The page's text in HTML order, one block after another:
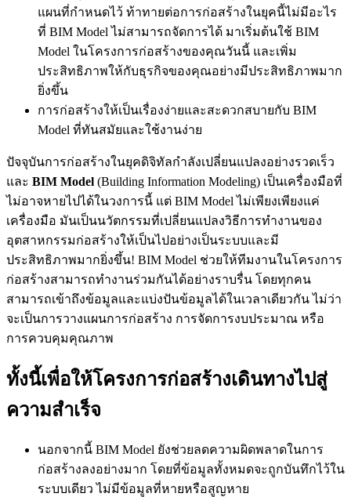
แผนที่กำหนดไว้ ท้าทายต่อการก่อสร้างในยุคนี้ไม่มีอะไร
ที่ BIM Model ไม่สามารถจัดการได้ มาเริ่มต้นใช้ BIM
Model ในโครงการก่อสร้างของคุณวันนี้ และเพิ่ม
ประสิทธิภาพให้กับธุรกิจของคุณอย่างมีประสิทธิภาพมาก
ยิ่งขึ้น
การก่อสร้างให้เป็นเรื่องง่ายและสะดวกสบายกับ BIM
Model ที่ทันสมัยและใช้งานง่าย
ปัจจุบันการก่อสร้างในยุคดิจิทัลกำลังเปลี่ยนแปลงอย่างรวดเร็ว
และ BIM Model (Building Information Modeling) เป็นเครื่องมือที่
ไม่อาจหายไปได้ในวงการนี้ แต่ BIM Model ไม่เพียงเพียงแค่
เครื่องมือ มันเป็นนวัตกรรมที่เปลี่ยนแปลงวิธีการทำงานของ
อุตสาหกรรมก่อสร้างให้เป็นไปอย่างเป็นระบบและมี
ประสิทธิภาพมากยิ่งขึ้น! BIM Model ช่วยให้ทีมงานในโครงการ
ก่อสร้างสามารถทำงานร่วมกันได้อย่างราบรื่น โดยทุกคน
สามารถเข้าถึงข้อมูลและแบ่งปันข้อมูลได้ในเวลาเดียวกัน ไม่ว่า
จะเป็นการวางแผนการก่อสร้าง การจัดการงบประมาณ หรือ
การควบคุมคุณภาพ
ทั้งนี้เพื่อให้โครงการก่อสร้างเดินทางไปสู่
ความสำเร็จ
นอกจากนี้ BIM Model ยังช่วยลดความผิดพลาดในการ
ก่อสร้างลงอย่างมาก โดยที่ข้อมูลทั้งหมดจะถูกบันทึกไว้ใน
ระบบเดียว ไม่มีข้อมูลที่หายหรือสูญหาย